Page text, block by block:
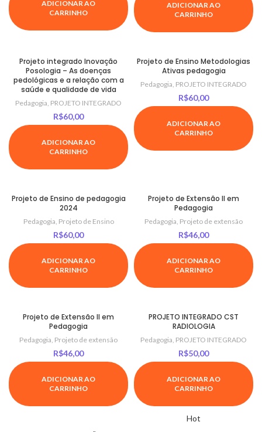
ADICIONAR AO
CARRINHO
ADICIONAR AO
CARRINHO
Projeto integrado Inovação
Posologia – As doenças
pedológicas e a relação com a
saúde e qualidade de vida
Pedagogia, PROJETO INTEGRADO
R$60,00
ADICIONAR AO
CARRINHO
Projeto de Ensino Metodologias
Ativas pedagogia
Pedagogia, PROJETO INTEGRADO
R$60,00
ADICIONAR AO
CARRINHO
Projeto de Ensino de pedagogia
2024
Pedagogia, Projeto de Ensino
R$60,00
ADICIONAR AO
CARRINHO
Projeto de Extensão II em
Pedagogia
Pedagogia, Projeto de extensão
R$46,00
ADICIONAR AO
CARRINHO
Projeto de Extensão II em
Pedagogia
Pedagogia, Projeto de extensão
R$46,00
ADICIONAR AO
CARRINHO
PROJETO INTEGRADO CST
RADIOLOGIA
Pedagogia, PROJETO INTEGRADO
R$50,00
ADICIONAR AO
CARRINHO
Hot